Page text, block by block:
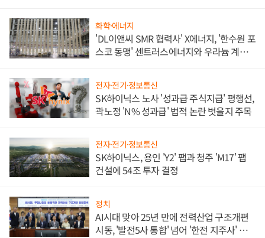
화학·에너지
'DL이앤씨 SMR 협력사' X에너지, '한수원 포
스코 동맹' 센트러스에너지와 우라늄 계약
전자·전기·정보통신
SK하이닉스 노사 '성과급 주식지급' 평행선,
곽노정 'N% 성과급' 법적 논란 벗을지 주목
전자·전기·정보통신
SK하이닉스, 용인 'Y2' 팹과 청주 'M17' 팹
건설에 54조 투자 결정
정치
AI시대 맞아 25년 만에 전력산업 구조개편
시동, '발전5사 통합' 넘어 '한전 지주사' 재편